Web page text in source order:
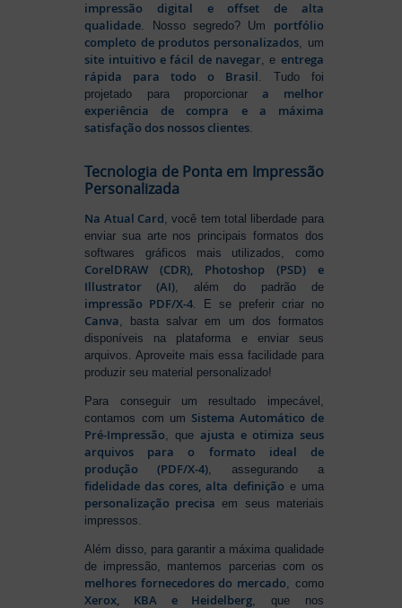
impressão digital e offset de alta
qualidade. Nosso segredo? Um portfólio
completo de produtos personalizados, um
site intuitivo e fácil de navegar, e entrega
rápida para todo o Brasil. Tudo foi
projetado para proporcionara melhor
experiência de compra e a máxima
satisfação dos nossos clientes.
Tecnologia de Ponta em Impressão
Personalizada
Na Atual Card , você tem total liberdade para
enviar sua arte nos principais formatos dos
softwares gráficos mais utilizados, como
CorelDRAW (CDR), Photoshop (PSD) e
Illustrator (AI) , além do padrão de
impressão PDF/X-4 . E se preferir criar no
Canva , basta salvar em um dos formatos
disponíveis na plataforma e enviar seus
arquivos. Aproveite mais essa facilidade para
produzir seu material personalizado!
Para conseguir um resultado impecável,
contamos com um Sistema Automático de
Pré-Impressão , queajusta e otimiza seus
arquivos para o formato ideal de
produção (PDF/X-4) , assegurando a
fidelidade das cores, alta definição e uma
personalização precisa em seus materiais
impressos.
Além disso, para garantir a máxima qualidade
de impressão, mantemos parcerias com os
melhores fornecedores do mercado , como
Xerox, KBA e Heidelberg , que nos